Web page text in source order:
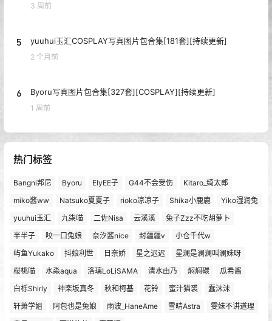
3 周前
5 yuuhui玉汇COSPLAY写真图片包合集[181套][持续更新]
2 个月前
6 Byoru写真图片包合集[327套][COSPLAY][持续更新]
1 周前
热门标签
Bangni邦尼 Byoru ElyEE子 G44不会受伤
Kitaro_绮太郎
miko酱ww
Natsuko夏夏子 rioko凉凉子 Shika小鹿鹿
Yiko湿润兔
yuuhui玉汇
九柒喵 二佐Nisa 云溪溪
兔子Zzz不吃胡萝卜
半半子
咬一口兔娘 奈汐酱nice 封疆疆v
小仓千代w
屿鱼Yukako
抖娘利世 日奈娇 星之迟迟
星澜是澜澜叫澜妹呀
桜桃喵
水淼aqua 洛璃LoLiSAMA 清水由乃 焖焖碳
瓜希酱
白栎Shirly
神楽坂真冬 秋和柯基 花铃 蜜汁猫裘
蠢沫沫
轩萧学姐
阿包也是兔娘 雨波_HaneAme 雪晴Astra
雯妹不讲道理